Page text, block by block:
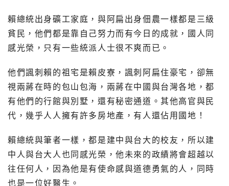
賴總統出身礦工家庭，與阿扁出身佃農一樣都是三級
貧民，他們都是靠自己努力而有今日的成就，國人同
感光榮，只有一些統派人士很不爽而已。
他們諷刺賴的祖宅是賴皮寮，諷刺阿扁住豪宅，卻無
視兩蔣在時的包山包海，兩蔣在中國與台灣各地，都
有他們的行館與別墅，還有秘密通道。其他高官與民
代，幾乎人人擁有許多房地產，有人還佔用國地！
賴總統與筆者一樣，都是建中與台大的校友，所以建
中人與台大人也同感光榮，他未來的政績將會超越以
往任何人，因為他是有使命感與道德勇氣的人，同時
也是一位好醫生。